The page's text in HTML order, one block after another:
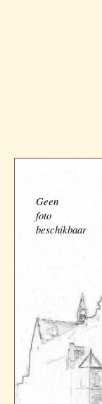
Geen
foto
beschikbaar